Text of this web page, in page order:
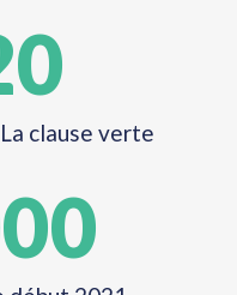
clause verte